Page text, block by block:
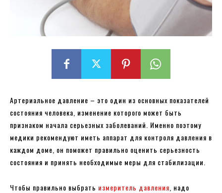
Артериальное давление – это один из основных показателей
состояния человека, изменение которого может быть
признаком начала серьезных заболеваний. Именно поэтому
медики рекомендуют иметь аппарат для контроля давления в
каждом доме, он поможет правильно оценить серьезность
состояния и принять необходимые меры для стабилизации.
Чтобы правильно выбрать измеритель давления , надо